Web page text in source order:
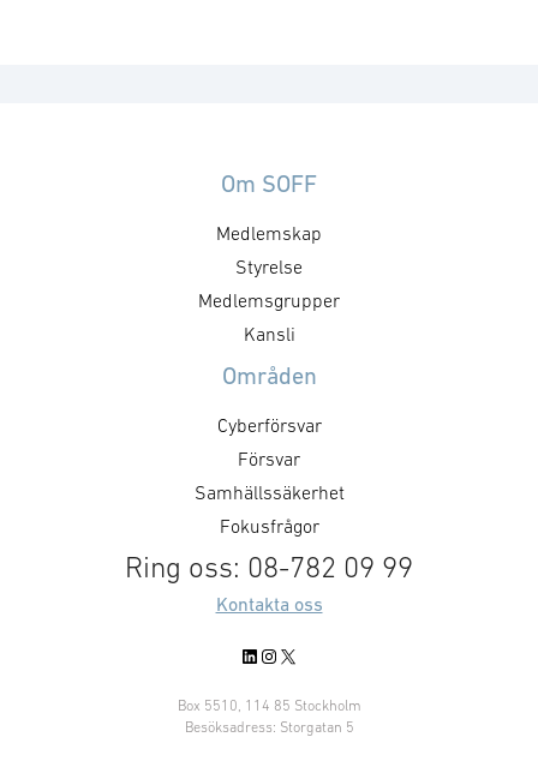
Om SOFF
Medlemskap
Styrelse
Medlemsgrupper
Kansli
Områden
Cyberförsvar
Försvar
Samhällssäkerhet
Fokusfrågor
Ring oss: 08-782 09 99
Kontakta oss
LinkedIn
Instagram
X
Box 5510, 114 85 Stockholm
Besöksadress: Storgatan 5